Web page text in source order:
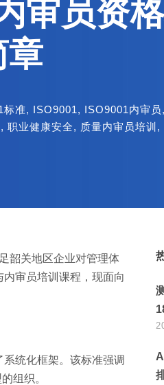
审员资
章
标准, ISO9001, ISO9001内审员,
, 职业健康安全, 质量内审员培训 ,
韶关地区企业对管理体
审员培训课程，现面向
统化框架。该标准强调
组织。